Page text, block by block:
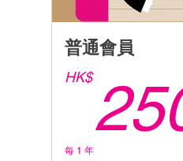
普通會員
HK$
每 1 年